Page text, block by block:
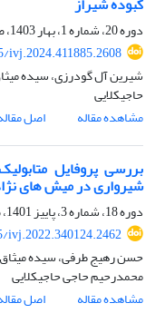
دوره 20، شماره 1، بهار 1403، صفحه
ivj.2024.411885.2608
شیرین آل گودرزی، سیده
حاجیکلایی
مشاهده مقاله
اصل
بررسی پروفایل
شیرواری در میش های
دوره 18، شماره 3، پاییز 1401، صفحه
ivj.2022.340124.2462
حسن رهیج طرفی، سیده میثاق
محمدرحیم حاجی حاجیکلایی
مشاهده مقاله
اصل